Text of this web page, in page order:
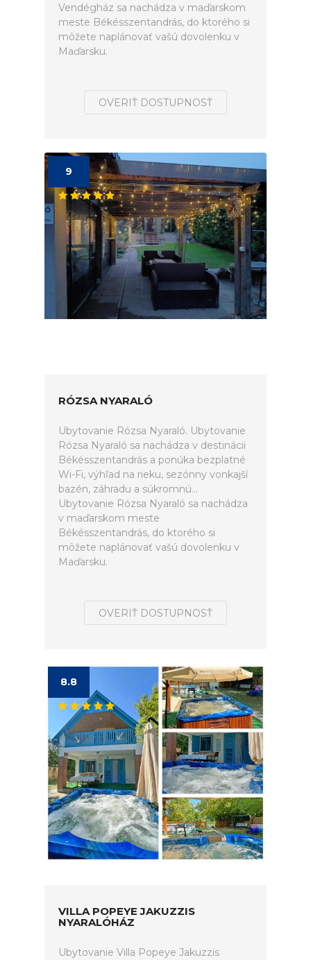
Vendégház sa nachádza v maďarskom
meste Békésszentandrás, do ktorého si
môžete naplánovať vašú dovolenku v
Maďarsku.
OVERIŤ DOSTUPNOSŤ
9
RÓZSA NYARALÓ
Ubytovanie Rózsa Nyaraló. Ubytovanie
Rózsa Nyaraló sa nachádza v destinácii
Békésszentandrás a ponúka bezplatné
Wi-Fi, výhľad na rieku, sezónny vonkajší
bazén, záhradu a súkromnú...
Ubytovanie Rózsa Nyaraló sa nachádza
v maďarskom meste
Békésszentandrás, do ktorého si
môžete naplánovať vašú dovolenku v
Maďarsku.
OVERIŤ DOSTUPNOSŤ
8.8
VILLA POPEYE JAKUZZIS
NYARALÓHÁZ
Ubytovanie Villa Popeye Jakuzzis